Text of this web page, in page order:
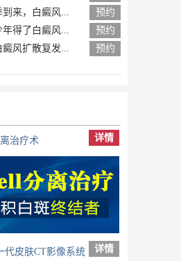
到来，白癜风... 预约
年得了白癜风... 预约
癜风扩散复发... 预约
治疗术 详情
代皮肤CT影像系统 详情